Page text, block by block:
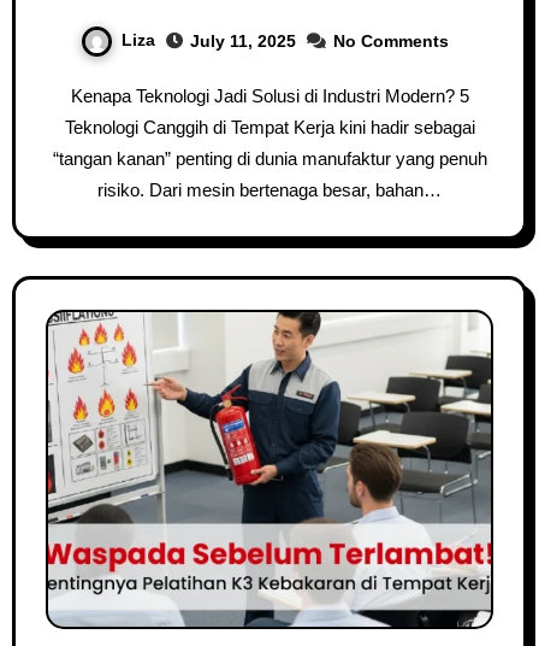
Liza July 11, 2025 No Comments
Kenapa Teknologi Jadi Solusi di Industri Modern? 5
Teknologi Canggih di Tempat Kerja kini hadir sebagai
“tangan kanan” penting di dunia manufaktur yang penuh
risiko. Dari mesin bertenaga besar, bahan…